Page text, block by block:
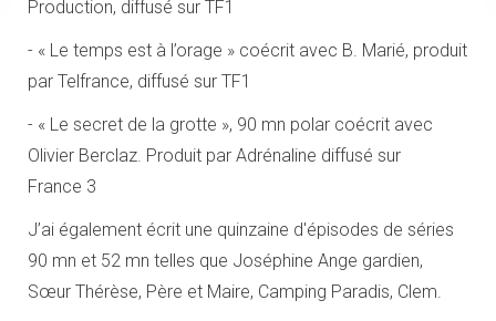
Production, diffusé sur TF1
- « Le temps est à l’orage » coécrit avec B. Marié, produit
par Telfrance, diffusé sur TF1
- « Le secret de la grotte », 90 mn polar coécrit avec
Olivier Berclaz. Produit par Adrénaline diffusé sur
France 3
J’ai également écrit une quinzaine d'épisodes de séries
90 mn et 52 mn telles que Joséphine Ange gardien,
Sœur Thérèse, Père et Maire, Camping Paradis, Clem.